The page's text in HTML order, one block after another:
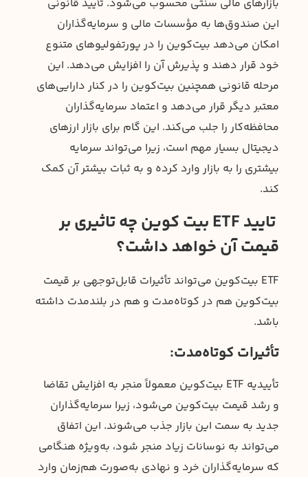
بازارهای مالی سنتی محسوب می‌شود. تأیید قانونی
این صندوق‌ها به مؤسسات مالی و سرمایه‌گذاران
امکان می‌دهد بیت‌کوین را در پورتفولیوهای متنوع
خود قرار دهند و پذیرش آن را افزایش می‌دهد. این
مرحله قانونی همچنین بیت‌کوین را در کنار دارایی‌های
معتبر دیگر قرار می‌دهد و اعتماد سرمایه‌گذاران
محافظه‌کار را جلب می‌کند. این گام برای بازار ارزهای
دیجیتال بسیار مهم است، زیرا می‌تواند سرمایه
بیشتری را به بازار وارد کرده و به ثبات بیشتر آن کمک
کند.
تایید ETF بیت کوین چه تاثیری بر
قیمت آن خواهد داشت؟
ETF بیت‌کوین می‌تواند تأثیرات قابل‌توجهی بر قیمت
بیت‌کوین هم در کوتاه‌مدت و هم در بلندمدت داشته
باشد.
تأثیرات کوتاه‌مدت:
تأییدیه ETF بیت‌کوین معمولاً منجر به افزایش تقاضا
و رشد قیمت بیت‌کوین می‌شود، زیرا سرمایه‌گذاران
جدید به سمت این بازار جذب می‌شوند. این اتفاق
می‌تواند به نوسانات زیاد منجر شود، به‌ویژه هنگامی
که سرمایه‌گذاران خرد و نهادی به‌صورت هم‌زمان وارد